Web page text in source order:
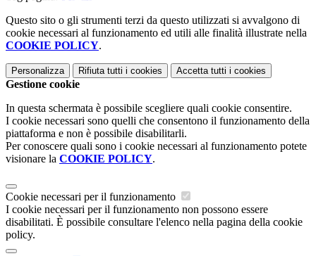
Questo sito o gli strumenti terzi da questo utilizzati si avvalgono di
cookie necessari al funzionamento ed utili alle finalità illustrate nella
COOKIE POLICY.
Personalizza Rifiuta tutti i cookies Accetta tutti i cookies
Gestione cookie
In questa schermata è possibile scegliere quali cookie consentire.
I cookie necessari sono quelli che consentono il funzionamento della
piattaforma e non è possibile disabilitarli.
Per conoscere quali sono i cookie necessari al funzionamento potete
visionare la COOKIE POLICY.
Cookie necessari per il funzionamento
I cookie necessari per il funzionamento non possono essere
disabilitati. È possibile consultare l'elenco nella pagina della cookie
policy.